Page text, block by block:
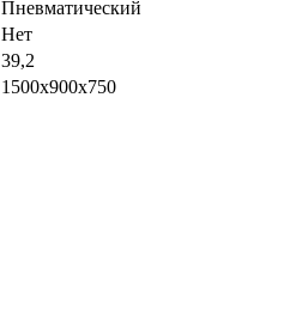
Пневматический
Нет
39,2
1500x900x750